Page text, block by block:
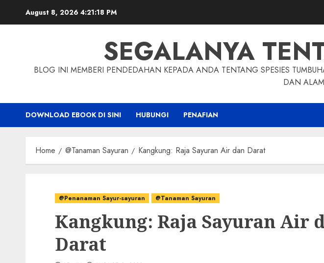
August 8, 2026 4:21:19 PM
SEGALANYA
BLOG INI MEMBERI PENDEDAHAN KEPADA ANDA TENTANG SPESIES
DAN
DOWNLOAD EBOOK DI SINI HUBUNGI PENAFIAN
Home @Tanaman Sayuran Kangkung: Raja Sayuran Air dan Darat
@Penanaman Sayur-sayuran @Tanaman Sayuran
Kangkung: Raja Sayuran Air
Darat